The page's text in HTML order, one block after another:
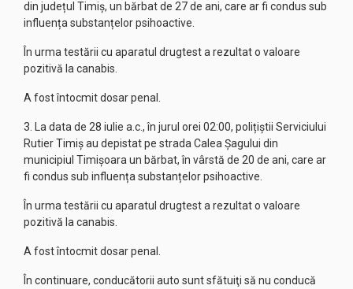
din județul Timiș, un bărbat de 27 de ani, care ar fi condus sub
influența substanțelor psihoactive.
În urma testării cu aparatul drugtest a rezultat o valoare
pozitivă la canabis.
A fost întocmit dosar penal.
3. La data de 28 iulie a.c., în jurul orei 02:00, polițiștii Serviciului
Rutier Timiș au depistat pe strada Calea Șagului din
municipiul Timișoara un bărbat, în vârstă de 20 de ani, care ar
fi condus sub influența substanțelor psihoactive.
În urma testării cu aparatul drugtest a rezultat o valoare
pozitivă la canabis.
A fost întocmit dosar penal.
În continuare, conducătorii auto sunt sfătuiţi să nu conducă